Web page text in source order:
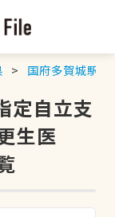
国府多賀城駅
定自立支
生医